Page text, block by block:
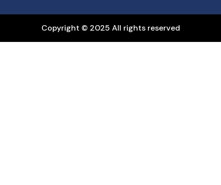
Copyright © 2025 All rights reserved